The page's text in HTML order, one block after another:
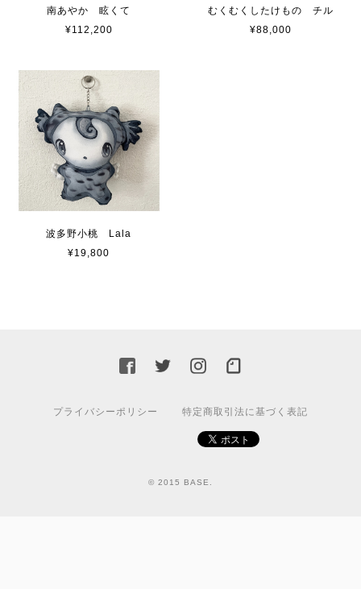
南あやか 眩くて
¥112,200
むくむくしたけもの チル
¥88,000
波多野小桃 Lala
¥19,800
プライバシーポリシー 特定商取引法に基づく表記
© 2015 BASE.